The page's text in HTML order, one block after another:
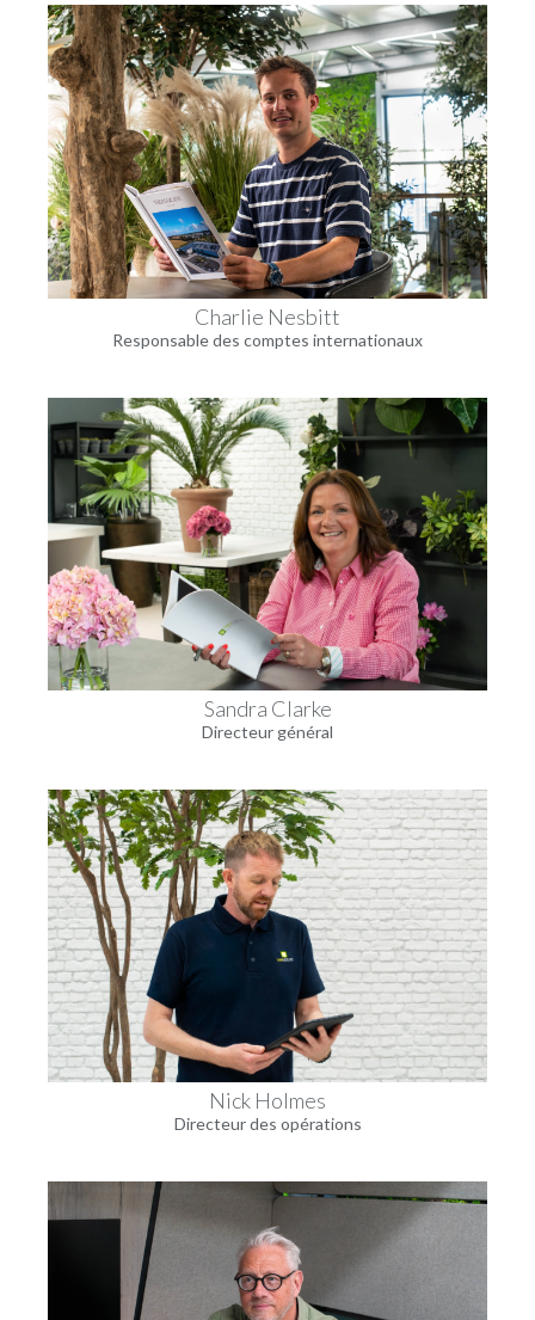
Charlie Nesbitt
Responsable des comptes internationaux
Sandra Clarke
Directeur général
Nick Holmes
Directeur des opérations